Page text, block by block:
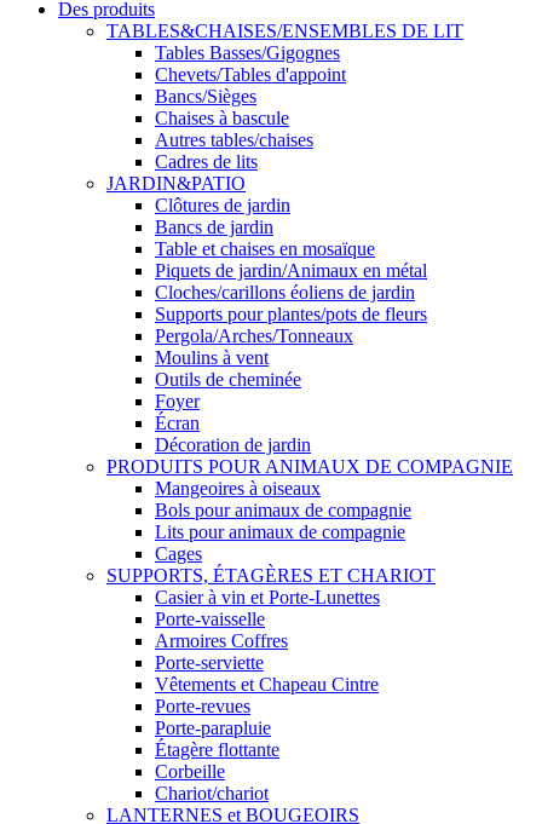
Des produits
TABLES&CHAISES/ENSEMBLES DE LIT
Tables Basses/Gigognes
Chevets/Tables d'appoint
Bancs/Sièges
Chaises à bascule
Autres tables/chaises
Cadres de lits
JARDIN&PATIO
Clôtures de jardin
Bancs de jardin
Table et chaises en mosaïque
Piquets de jardin/Animaux en métal
Cloches/carillons éoliens de jardin
Supports pour plantes/pots de fleurs
Pergola/Arches/Tonneaux
Moulins à vent
Outils de cheminée
Foyer
Écran
Décoration de jardin
PRODUITS POUR ANIMAUX DE COMPAGNIE
Mangeoires à oiseaux
Bols pour animaux de compagnie
Lits pour animaux de compagnie
Cages
SUPPORTS, ÉTAGÈRES ET CHARIOT
Casier à vin et Porte-Lunettes
Porte-vaisselle
Armoires Coffres
Porte-serviette
Vêtements et Chapeau Cintre
Porte-revues
Porte-parapluie
Étagère flottante
Corbeille
Chariot/chariot
LANTERNES et BOUGEOIRS